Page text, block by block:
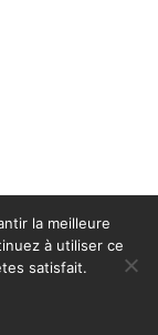
la meilleure
à utiliser ce
satisfait.